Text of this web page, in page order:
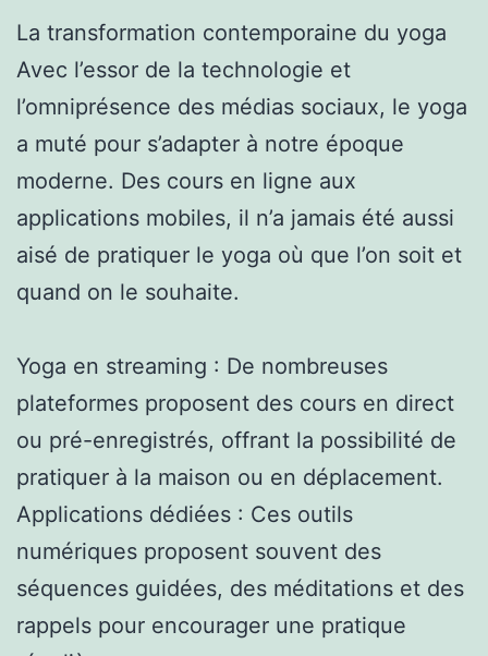
La transformation contemporaine du yoga
Avec l’essor de la technologie et
l’omniprésence des médias sociaux, le yoga
a muté pour s’adapter à notre époque
moderne. Des cours en ligne aux
applications mobiles, il n’a jamais été aussi
aisé de pratiquer le yoga où que l’on soit et
quand on le souhaite.
Yoga en streaming : De nombreuses
plateformes proposent des cours en direct
ou pré-enregistrés, offrant la possibilité de
pratiquer à la maison ou en déplacement.
Applications dédiées : Ces outils
numériques proposent souvent des
séquences guidées, des méditations et des
rappels pour encourager une pratique